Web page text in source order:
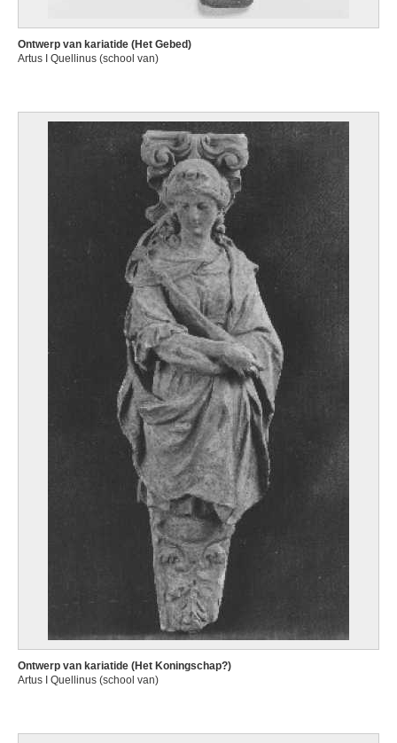
Ontwerp van kariatide (Het Gebed)
Artus I Quellinus (school van)
Ontwerp van kariatide (Het Koningschap?)
Artus I Quellinus (school van)